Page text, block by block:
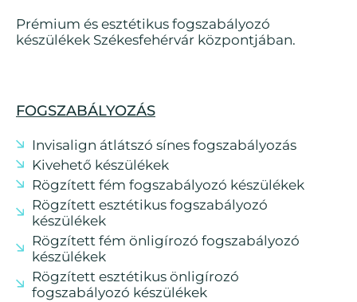
Prémium és esztétikus fogszabályozó
készülékek Székesfehérvár központjában.
FOGSZABÁLYOZÁS
Invisalign átlátszó sínes fogszabályozás
Kivehető készülékek
Rögzített fém fogszabályozó készülékek
Rögzített esztétikus fogszabályozó
készülékek
Rögzített fém önligírozó fogszabályozó
készülékek
Rögzített esztétikus önligírozó
fogszabályozó készülékek